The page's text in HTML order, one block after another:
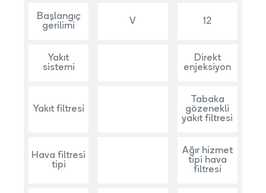
Başlangıç
gerilimi
V 12
Yakıt
sistemi
Direkt
enjeksiyon
Yakıt filtresi
Tabaka
gözenekli
yakıt filtresi
Hava filtresi
tipi
Ağır hizmet
tipi hava
filtresi